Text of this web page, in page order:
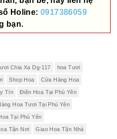
Holine:0917386059
bạn.
Chia Xa Dg-117 hoa Tươi
Shop Hoa Cửa Hàng Hoa
Tín Điện Hoa Tại Phú Yên
Hoa Tươi Tại Phú Yên
Tại Phú Yên
Tận Nơi Giao Hoa Tận Nhà